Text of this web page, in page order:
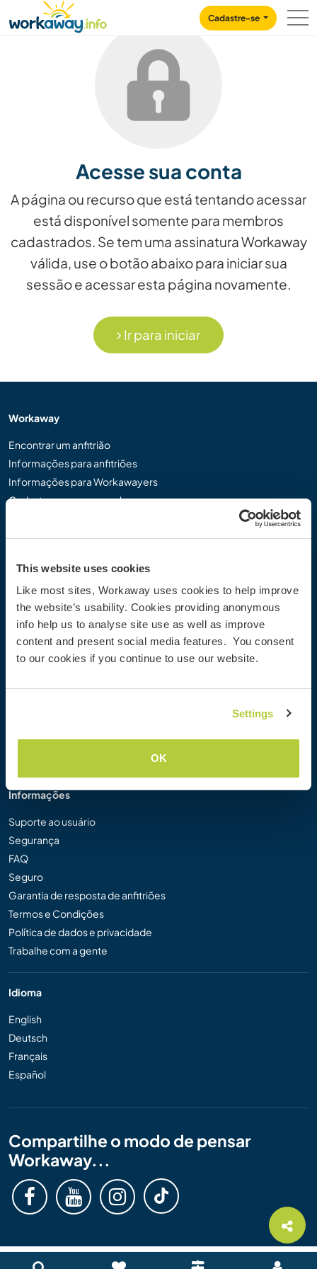
This website uses cookies
Like most sites, Workaway uses cookies to help improve
the website’s usability. Cookies providing anonymous
info help us to analyse site use as well as improve
content and present social media features. You consent
to our cookies if you continue to use our website.
Settings
OK
CONTENT
MAIN NAVIGATION
Cadastre-se
Acesse sua conta
A página ou recurso que está tentando acessar
está disponível somente para membros
cadastrados. Se tem uma assinatura Workaway
válida, use o botão abaixo para iniciar sua
sessão e acessar esta página novamente.
Ir para iniciar
Workaway
Encontrar um anfitrião
Informações para anfitriões
Informações para Workawayers
Cadastrar-se como workawayer
Dar uma experiência Workaway de presente
Comunidade
Workaway Blog
Galeria de Fotos Workaway
Workaway.tv
Informações
Suporte ao usuário
Segurança
FAQ
Seguro
Garantia de resposta de anfitriões
Termos e Condições
Política de dados e privacidade
Trabalhe com a gente
Idioma
English
Deutsch
Français
Español
Compartilhe o modo de pensar
Workaway...